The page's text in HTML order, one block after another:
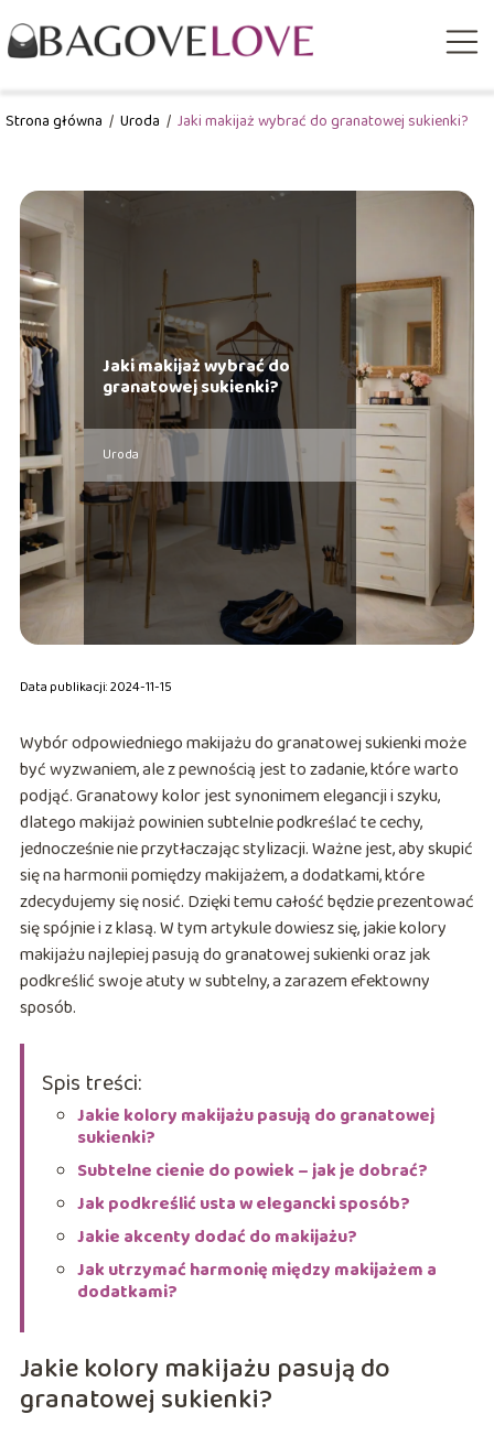
Strona główna / Uroda / Jaki makijaż wybrać do granatowej sukienki?
Jaki makijaż wybrać do
granatowej sukienki?
Uroda
Data publikacji: 2024-11-15
Wybór odpowiedniego makijażu do granatowej sukienki może
być wyzwaniem, ale z pewnością jest to zadanie, które warto
podjąć. Granatowy kolor jest synonimem elegancji i szyku,
dlatego makijaż powinien subtelnie podkreślać te cechy,
jednocześnie nie przytłaczając stylizacji. Ważne jest, aby skupić
się na harmonii pomiędzy makijażem, a dodatkami, które
zdecydujemy się nosić. Dzięki temu całość będzie prezentować
się spójnie i z klasą. W tym artykule dowiesz się, jakie kolory
makijażu najlepiej pasują do granatowej sukienki oraz jak
podkreślić swoje atuty w subtelny, a zarazem efektowny
sposób.
Spis treści:
Jakie kolory makijażu pasują do granatowej
sukienki?
Subtelne cienie do powiek – jak je dobrać?
Jak podkreślić usta w elegancki sposób?
Jakie akcenty dodać do makijażu?
Jak utrzymać harmonię między makijażem a
dodatkami?
Jakie kolory makijażu pasują do
granatowej sukienki?